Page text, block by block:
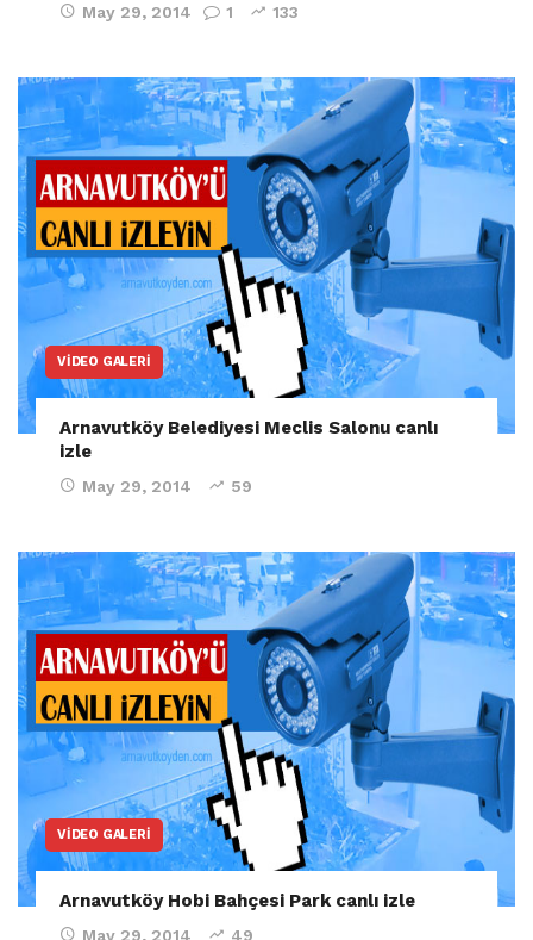
May 29, 2014 1 133
VIDEO GALERI
Arnavutköy Belediyesi Meclis Salonu canlı
izle
May 29, 2014 59
VIDEO GALERI
Arnavutköy Hobi Bahçesi Park canlı izle
May 29, 2014 49